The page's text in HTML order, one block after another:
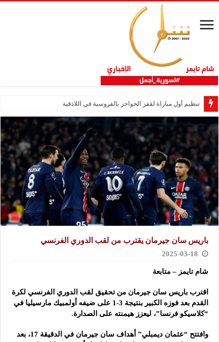
تنظيم أول مباراة لقفز الحواجز بالفروسية في اللاذقية
باريس سان جيرمان يقترب من لقب الدوري الفرنسي
2025-03-18
شام تايمز – متابعة
اقترب باريس سان جيرمان من تحقيق لقب الدوري الفرنسي لكرة
القدم بعد فوزه الكبير بنتيجة 3-1 على ضيفه أولمبيك مارسيليا في
“كلاسيكو فرنسا”، ليعزز هيمنته على الصدارة.
وافتتح “عثمان ديمبلي” أهداف سان جيرمان في الدقيقة 17، بعد